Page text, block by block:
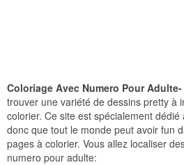
Coloriage Avec Numero Pour Adulte-
trouver une variété de dessins pretty à
colorier. Ce site est spécialement
donc que tout le monde peut avoir fun
pages à colorier. Vous allez localiser
numero pour adulte: